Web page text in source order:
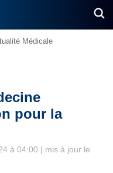
Médicale
pour la
à 04:00 | mis à jour le